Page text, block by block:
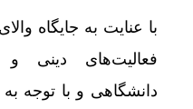
رگبار و رعدوبرق
ایران؛ شریک
ایران پیشنهاد
با عنایت به جایگاه
فعالیت‌های دینی
دانشگاهی و با توجه